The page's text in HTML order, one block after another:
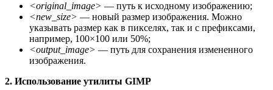
<original_image> — путь к исходному изображению;
<new_size> — новый размер изображения. Можно
указывать размер как в пикселях, так и с префиксами,
например, 100×100 или 50%;
<output_image> — путь для сохранения измененного
изображения.
2. Использование утилиты GIMP